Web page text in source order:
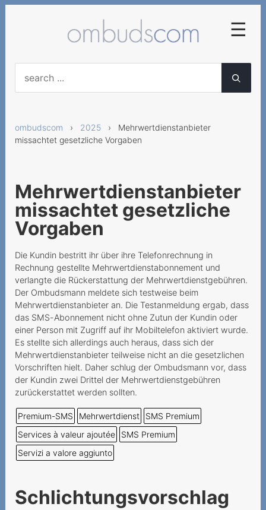
ombudscom › 2025 › Mehrwertdienstanbieter
missachtet gesetzliche Vorgaben
Mehrwertdienstanbieter
missachtet gesetzliche
Vorgaben
Die Kundin bestritt ihr über ihre Telefonrechnung in
Rechnung gestellte Mehrwertdienstabonnement und
verlangte die Rückerstattung der Mehrwertdienstgebühren.
Der Ombudsmann meldete sich testweise beim
Mehrwertdienstanbieter an. Die Testanmeldung ergab, dass
das SMS-Abonnement nicht ohne Zutun der Kundin oder
einer Person mit Zugriff auf ihr Mobiltelefon aktiviert wurde.
Es stellte sich allerdings auch heraus, dass sich der
Mehrwertdienstanbieter teilweise nicht an die gesetzlichen
Vorschriften hielt. Daher schlug der Ombudsmann vor, dass
der Kundin zwei Drittel der Mehrwertdienstgebühren
zurückerstattet werden sollten.
Premium-SMS Mehrwertdienst
SMS Premium
Services à valeur ajoutée
SMS Premium
Servizi a valore aggiunto
Schlichtungsvorschlag
☰
Frühzeitige
Vertragliche Vereinbarung
von diversen
Falsche Lieferung von
Mobilgeräten
Neue AGB für
Geschäftskunden nicht
Auszahlung von
Restguthaben einer
Prepaidkarte
An Mindestvertragsdauer
gebundenes Geschenk
Résiliation par le prestataire
d'un numéro Prepaid
inutilisé
Fragliche Deaktivierung
einer Prepaid-Nummer
Prestataire inatteignable
Vertragskündigung infolge